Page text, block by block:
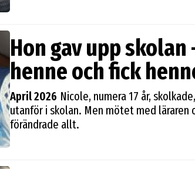
Hon gav upp
henne och fick
April 2026 Nicole, numera 17 år,
utanför i skolan. Men mötet med läraren
förändrade allt.